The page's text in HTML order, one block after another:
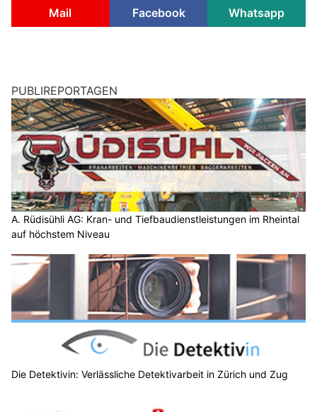
Mail
Facebook Whatsapp
PUBLIREPORTAGEN
A. Rüdisühli AG: Kran- und Tiefbaudienstleistungen im Rheintal
auf höchstem Niveau
Die Detektivin: Verlässliche Detektivarbeit in Zürich und Zug